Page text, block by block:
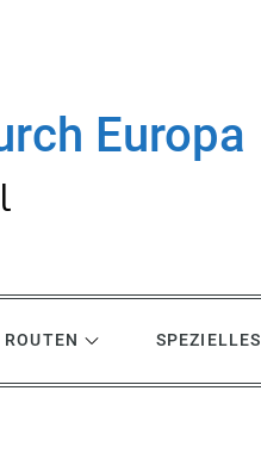
Europa
ROUTEN SPEZIELLES